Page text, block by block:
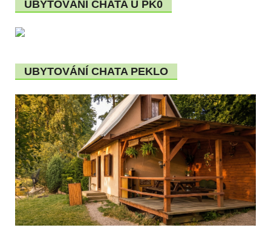
UBYTOVÁNÍ CHATA U PK0
UBYTOVÁNÍ CHATA PEKLO